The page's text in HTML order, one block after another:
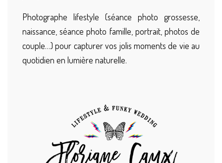
Photographe lifestyle (séance photo grossesse,
naissance, séance photo famille, portrait, photos de
couple…) pour capturer vos jolis moments de vie au
quotidien en lumière naturelle.